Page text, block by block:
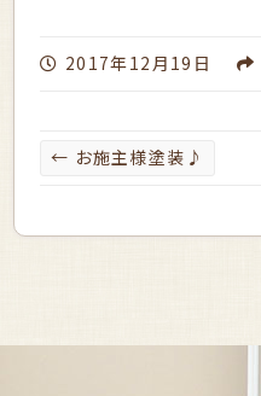
2017年12月19日
← お施主様塗装♪